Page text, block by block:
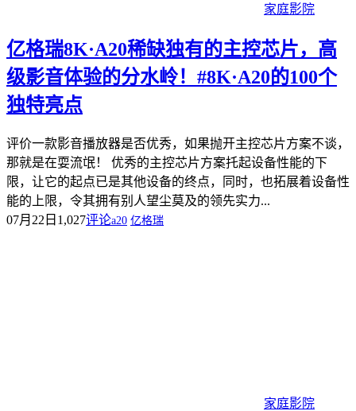
家庭影院
亿格瑞8K·A20稀缺独有的主控芯片，高
级影音体验的分水岭！#8K·A20的100个
独特亮点
评价一款影音播放器是否优秀，如果抛开主控芯片方案不谈，
那就是在耍流氓！ 优秀的主控芯片方案托起设备性能的下
限，让它的起点已是其他设备的终点，同时，也拓展着设备性
能的上限，令其拥有别人望尘莫及的领先实力...
07月22日 1,027评论a20 亿格瑞
家庭影院